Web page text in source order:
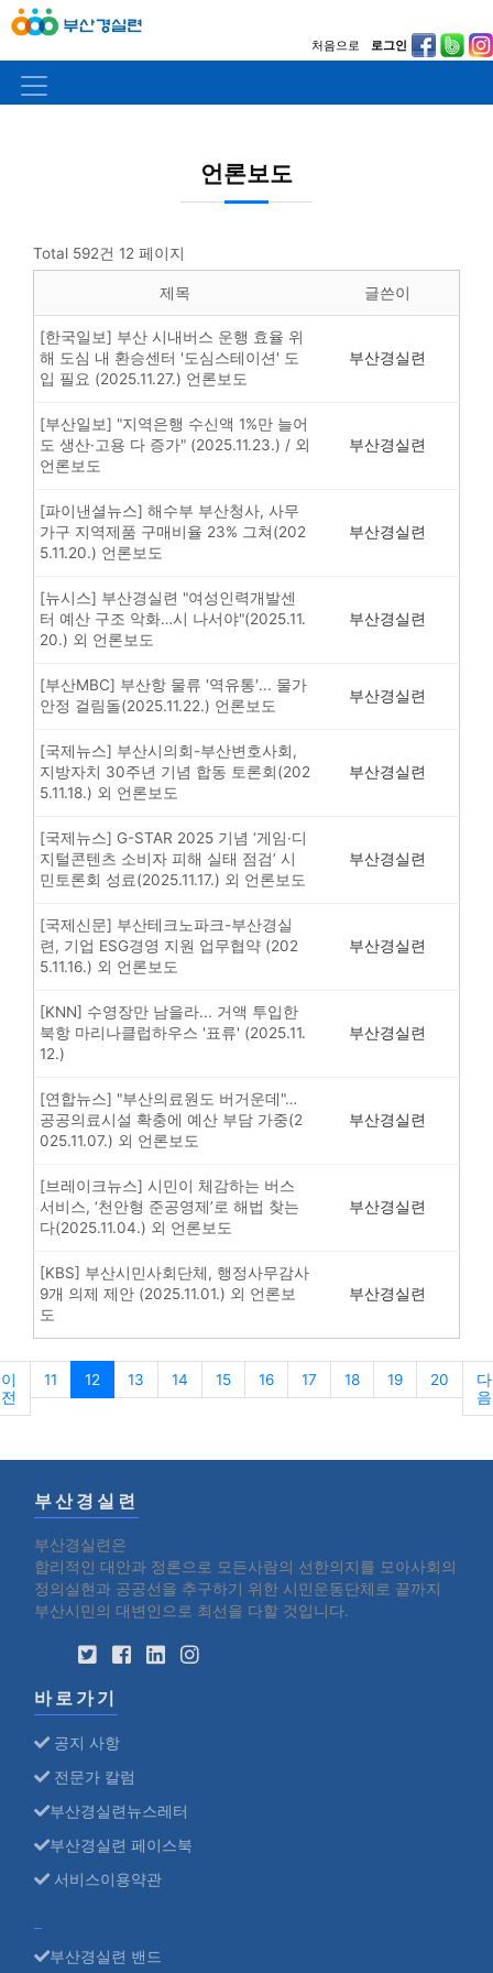
처음으로 로그인
언론보도
Total 592건 12 페이지
제목 글쓴이
[한국일보] 부산 시내버스 운행 효율 위
해 도심 내 환승센터 '도심스테이션' 도
입 필요 (2025.11.27.) 언론보도
부산경실련
[부산일보] "지역은행 수신액 1%만 늘어
도 생산·고용 다 증가" (2025.11.23.) / 외
언론보도
부산경실련
[파이낸셜뉴스] 해수부 부산청사, 사무
가구 지역제품 구매비율 23% 그쳐(202
5.11.20.) 언론보도
부산경실련
[뉴시스] 부산경실련 "여성인력개발센
터 예산 구조 악화…시 나서야"(2025.11.
20.) 외 언론보도
부산경실련
[부산MBC] 부산항 물류 ′역유통′... 물가
안정 걸림돌(2025.11.22.) 언론보도
부산경실련
[국제뉴스] 부산시의회-부산변호사회,
지방자치 30주년 기념 합동 토론회(202
5.11.18.) 외 언론보도
부산경실련
[국제뉴스] G-STAR 2025 기념 ‘게임·디
지털콘텐츠 소비자 피해 실태 점검’ 시
민토론회 성료(2025.11.17.) 외 언론보도
부산경실련
[국제신문] 부산테크노파크-부산경실
련, 기업 ESG경영 지원 업무협약 (202
5.11.16.) 외 언론보도
부산경실련
[KNN] 수영장만 남을라... 거액 투입한
북항 마리나클럽하우스 '표류' (2025.11.
12.)
부산경실련
[연합뉴스] "부산의료원도 버거운데"…
공공의료시설 확충에 예산 부담 가중(2
025.11.07.) 외 언론보도
부산경실련
[브레이크뉴스] 시민이 체감하는 버스
서비스, ‘천안형 준공영제’로 해법 찾는
다(2025.11.04.) 외 언론보도
부산경실련
[KBS] 부산시민사회단체, 행정사무감사
9개 의제 제안 (2025.11.01.) 외 언론보
도
부산경실련
이
전
11 12 13 14 15 16 17 18 19 20
다
음
부산경실련
부산경실련은
합리적인 대안과 정론으로 모든사람의 선한의지를 모아사회의
정의실현과 공공선을 추구하기 위한 시민운동단체로 끝까지
부산시민의 대변인으로 최선을 다할 것입니다.
바로가기
공지 사항
전문가 칼럼
부산경실련뉴스레터
부산경실련 페이스북
서비스이용약관
부산경실련 밴드